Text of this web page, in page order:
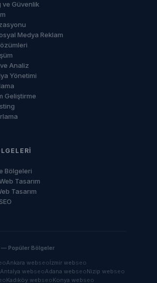
ve Güvenlik
Medya Reklam
Analiz
Yönetimi
Geliştirme
Bölgeleri
Tasarım
Tasarım
— Popüler Bölgeler
Ankara webseoİzmir webseo
Antalya webseoAdana webseoNizip webseo
Kadıköy webseoKonya webseo